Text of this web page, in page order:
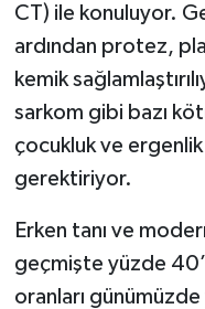
CT) ile konuluyor.
ardından protez,
kemik
sarkom gibi bazı
çocukluk ve
gerektiriyor.
Erken tanı ve
geçmişte yüzde
oranları